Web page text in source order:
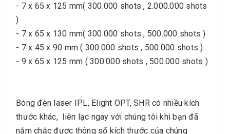
- 7 x 65 x 125 mm( 300.000 shots , 2.000.000 shots
)
- 7 x 65 x 130 mm( 300.000 shots , 500.000 shots )
- 7 x 45 x 90 mm ( 300.000 shots , 500.000 shots )
- 9 x 65 x 125 mm ( 300.000 shots , 500.000 shots )
Bóng đèn laser IPL, Elight OPT, SHR có nhiều kích
thước khác, liên lạc ngay với chúng tôi khi bạn đã
nắm chắc được thông số kích thước của chúng